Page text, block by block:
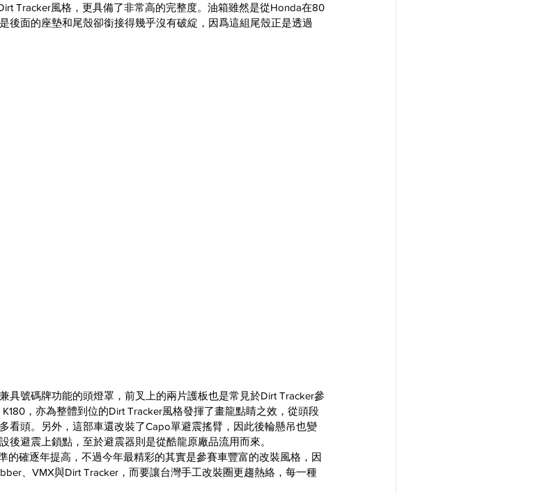
Tracker風格，更具備了非常高的完整度。油箱雖然是從Honda在80
後面的座墊和尾殼卻銜接得幾乎沒有破綻，因爲這組尾殼正是透過
具號碼牌功能的頭燈罩，前叉上的兩片護板也是常見於Dirt Tracker參
，亦為整體到位的Dirt Tracker風格發揮了畫龍點睛之效，從頭段
看頭。另外，這部車還改裝了Capo單避震搖臂，因此後輪懸吊也變
後避震上鎖點，至於避震器則是從酷龍原廠品流用而來。
的確逐年提高，不過今年最精彩的其實是參賽車豐富的改裝風格，因
、VMX與Dirt Tracker，而要讓台灣手工改裝圈更趨熱絡，每一種